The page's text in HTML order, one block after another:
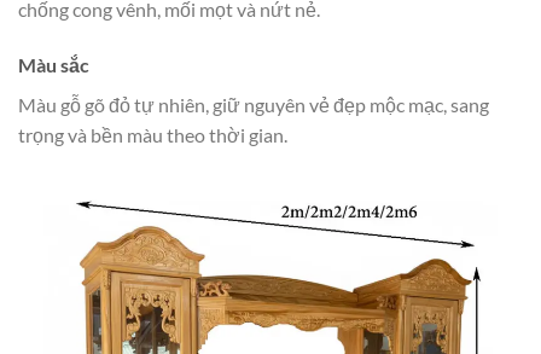
chống cong vênh, mối mọt và nứt nẻ.
Màu sắc
Màu gỗ gõ đỏ tự nhiên, giữ nguyên vẻ đẹp mộc mạc, sang
trọng và bền màu theo thời gian.